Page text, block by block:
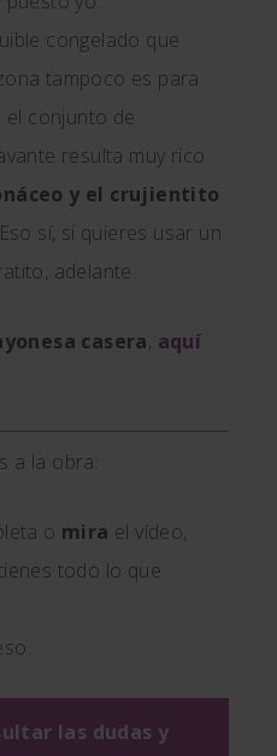
congelado que
tampoco es para
conjunto de
resulta muy rico
y el crujientito
sí, si quieres usar un
adelante.
casera, aquí
a la obra:
o mira el vídeo,
todo lo que
las dudas y